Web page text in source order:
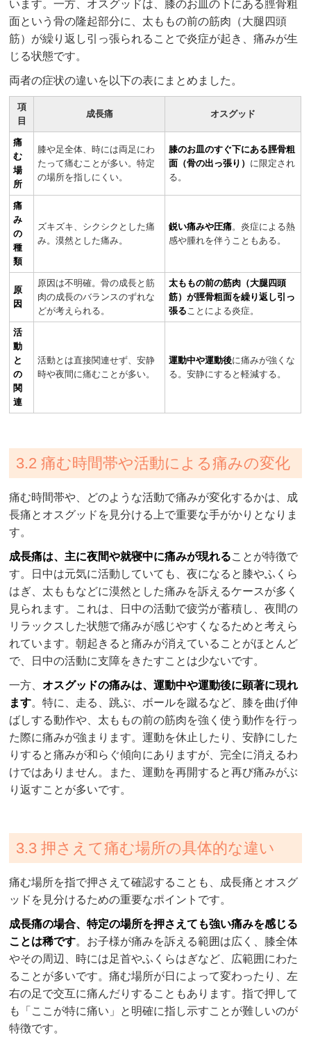
います。一方、オスグッドは、膝のお皿の下にある脛骨粗
面という骨の隆起部分に、太ももの前の筋肉（大腿四頭
筋）が繰り返し引っ張られることで炎症が起き、痛みが生
じる状態です。
両者の症状の違いを以下の表にまとめました。
項
目
成長痛 オスグッド
痛
む
場
所
膝や足全体、時には両足にわ
たって痛むことが多い。特定
の場所を指しにくい。
膝のお皿のすぐ下にある脛骨粗
面（骨の出っ張り） に限定され
る。
痛
み
の
種
類
ズキズキ、シクシクとした痛
み。漠然とした痛み。
鋭い痛みや圧痛。炎症による熱
感や腫れを伴うこともある。
原
因
原因は不明確。骨の成長と筋
肉の成長のバランスのずれな
どが考えられる。
太ももの前の筋肉（大腿四頭
筋）が脛骨粗面を繰り返し引っ
張る ことによる炎症。
活
動
と
の
関
連
活動とは直接関連せず、安静
時や夜間に痛むことが多い。
運動中や運動後に痛みが強くな
る。安静にすると軽減する。
3.2 痛む時間帯や活動による痛みの変化
痛む時間帯や、どのような活動で痛みが変化するかは、成
長痛とオスグッドを見分ける上で重要な手がかりとなりま
す。
成長痛は、主に夜間や就寝中に痛みが現れることが特徴で
す。日中は元気に活動していても、夜になると膝やふくら
はぎ、太ももなどに漠然とした痛みを訴えるケースが多く
見られます。これは、日中の活動で疲労が蓄積し、夜間の
リラックスした状態で痛みが感じやすくなるためと考えら
れています。朝起きると痛みが消えていることがほとんど
で、日中の活動に支障をきたすことは少ないです。
一方、オスグッドの痛みは、運動中や運動後に顕著に現れ
ます。特に、走る、跳ぶ、ボールを蹴るなど、膝を曲げ伸
ばしする動作や、太ももの前の筋肉を強く使う動作を行っ
た際に痛みが強まります。運動を休止したり、安静にした
りすると痛みが和らぐ傾向にありますが、完全に消えるわ
けではありません。また、運動を再開すると再び痛みがぶ
り返すことが多いです。
3.3 押さえて痛む場所の具体的な違い
痛む場所を指で押さえて確認することも、成長痛とオスグ
ッドを見分けるための重要なポイントです。
成長痛の場合、特定の場所を押さえても強い痛みを感じる
ことは稀です。お子様が痛みを訴える範囲は広く、膝全体
やその周辺、時には足首やふくらはぎなど、広範囲にわた
ることが多いです。痛む場所が日によって変わったり、左
右の足で交互に痛んだりすることもあります。指で押して
も「ここが特に痛い」と明確に指し示すことが難しいのが
特徴です。